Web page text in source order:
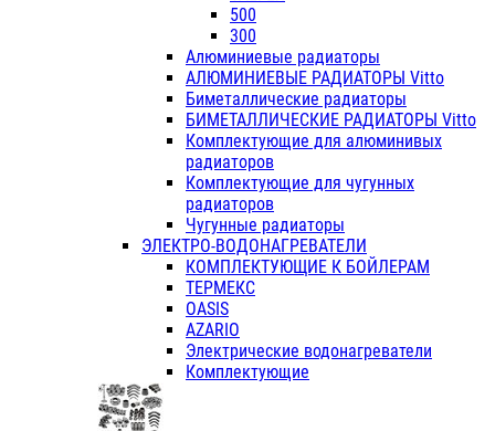
500
300
Алюминиевые радиаторы
АЛЮМИНИЕВЫЕ РАДИАТОРЫ Vitto
Биметаллические радиаторы
БИМЕТАЛЛИЧЕСКИЕ РАДИАТОРЫ Vitto
Комплектующие для алюминивых
радиаторов
Комплектующие для чугунных
радиаторов
Чугунные радиаторы
ЭЛЕКТРО-ВОДОНАГРЕВАТЕЛИ
КОМПЛЕКТУЮЩИЕ К БОЙЛЕРАМ
ТЕРМЕКС
OASIS
AZARIO
Электрические водонагреватели
Комплектующие